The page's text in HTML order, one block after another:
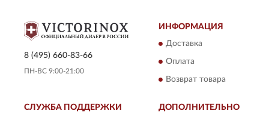
8 (495) 660-83-66
ПН-ВС 9:00-21:00
ИНФОРМАЦИЯ
Доставка
Оплата
Возврат товара
СЛУЖБА ПОДДЕРЖКИ ДОПОЛНИТЕЛЬНО